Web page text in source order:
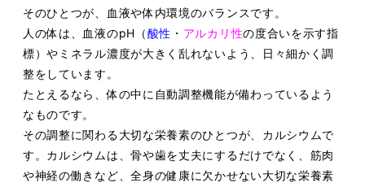
そのひとつが、⾎液や体内環境のバランスです。
⼈の体は、⾎液のpH（酸性 ・ アルカリ性の度合いを⽰す指
標）やミネラル濃度が⼤きく乱れないよう、⽇々細かく調
整をしています。
たとえるなら、体の中に⾃動調整機能が備わっているよう
なものです。
その調整に関わる⼤切な栄養素のひとつが、カルシウムで
す。 カルシウムは、骨や⻭を丈夫にするだけでなく、筋⾁
や神経の働きなど、全⾝の健康に⽋かせない⼤切な栄養素